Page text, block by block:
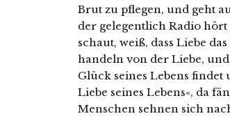
Brut zu pflegen, und geht
der gelegentlich Radio
schaut, weiß, dass Liebe
handeln von der Liebe,
Glück seines Lebens findet
Liebe seines Lebens«, da
Menschen sehnen sich